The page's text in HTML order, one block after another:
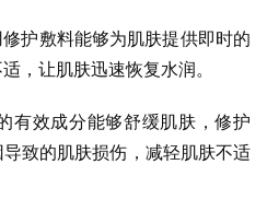
护敷料能够为肌肤提供即时的
，让肌肤迅速恢复水润。
有效成分能够舒缓肌肤，修护
致的肌肤损伤，减轻肌肤不适